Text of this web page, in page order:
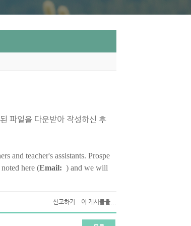
파일을 다운받아 작성하신 후
and teacher's assistants. Prospe
here (Email: ) and we will
신고하기 이 게시물을...